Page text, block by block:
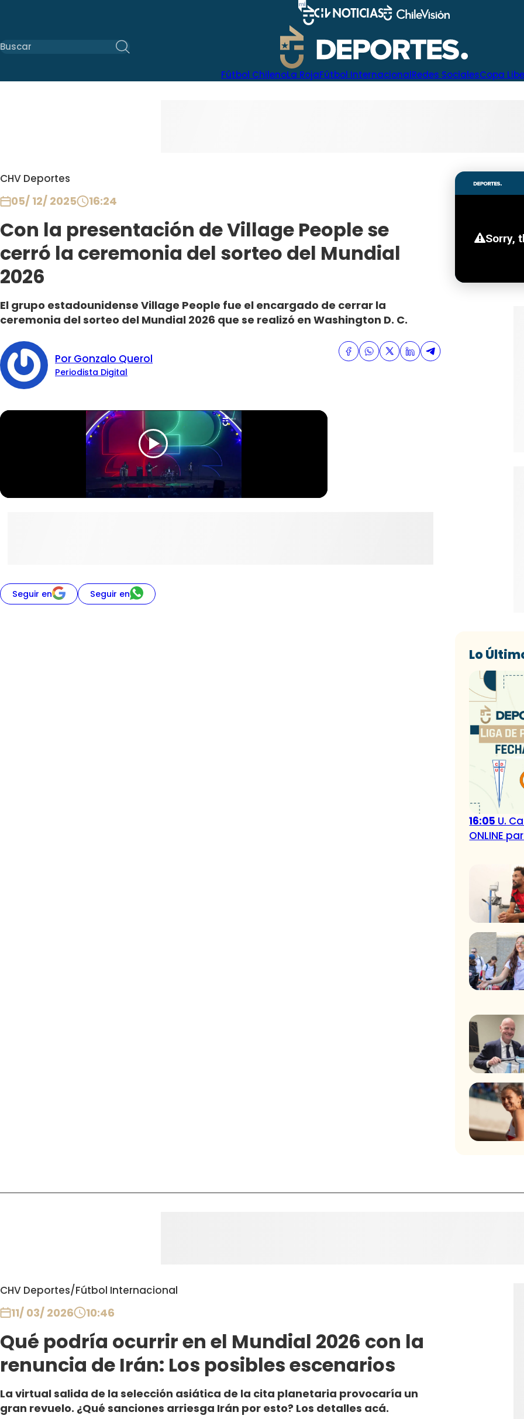
Fútbol ChilenoLa RojaFútbol InternacionalRedes SocialesCopa
CHV Deportes
05/ 12/ 2025 16:24
Con la presentación de Village People se
cerró la ceremonia del sorteo del Mundial
2026
El grupo estadounidense Village People fue el encargado de cerrar la
ceremonia del sorteo del Mundial 2026 que se realizó en Washington D. C.
Por Gonzalo Querol
Periodista Digital
Seguir en Seguir en
Lo
16:05 U.
ONLINE
CHV Deportes/Fútbol Internacional
11/ 03/ 2026 10:46
Qué podría ocurrir en el Mundial 2026 con la
renuncia de Irán: Los posibles escenarios
La virtual salida de la selección asiática de la cita planetaria provocaría un
gran revuelo. ¿Qué sanciones arriesga Irán por esto? Los detalles acá.